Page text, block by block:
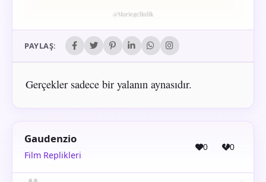
PAYLAŞ:
Gerçekler sadece bir yalanın aynasıdır.
Gaudenzio
Film Replikleri
0 0